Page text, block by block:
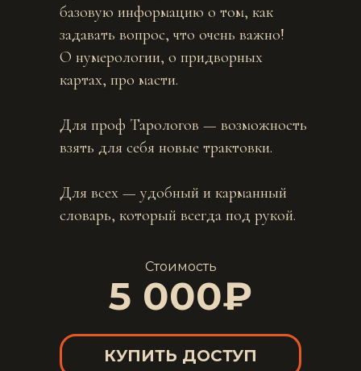
5 000₽
Стоимость
КУПИТЬ ДОСТУП
базовую информацию о том, как
задавать вопрос, что очень важно!
О нумерологии, о придворных
картах, про масти.
Для проф Тарологов — возможность
взять для себя новые трактовки.
Для всех — удобный и карманный
словарь, который всегда под рукой.